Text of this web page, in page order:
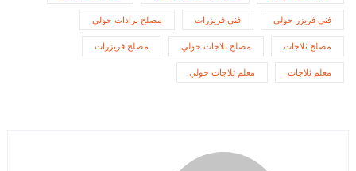
فني فريزر حولي فني فريزرات مصلح برادات حولي
مصلح ثلاجات مصلح ثلاجات حولي مصلح فريزرات
معلم ثلاجات معلم ثلاجات حولي